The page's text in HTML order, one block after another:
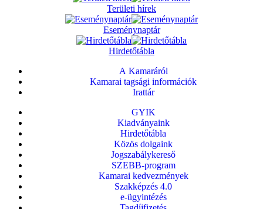
Területi hírek
Eseménynaptár
Hirdetőtábla
A Kamaráról
Kamarai tagsági információk
Irattár
GYIK
Kiadványaink
Hirdetőtábla
Közös dolgaink
Jogszabálykereső
SZEBB-program
Kamarai kedvezmények
Szakképzés 4.0
e-ügyintézés